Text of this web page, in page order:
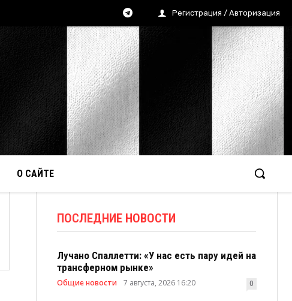
Регистрация / Авторизация
О САЙТЕ
ПОСЛЕДНИЕ НОВОСТИ
Лучано Спаллетти: «У нас есть пару идей на
трансферном рынке»
Общие новости 7 августа, 2026 16:20 0